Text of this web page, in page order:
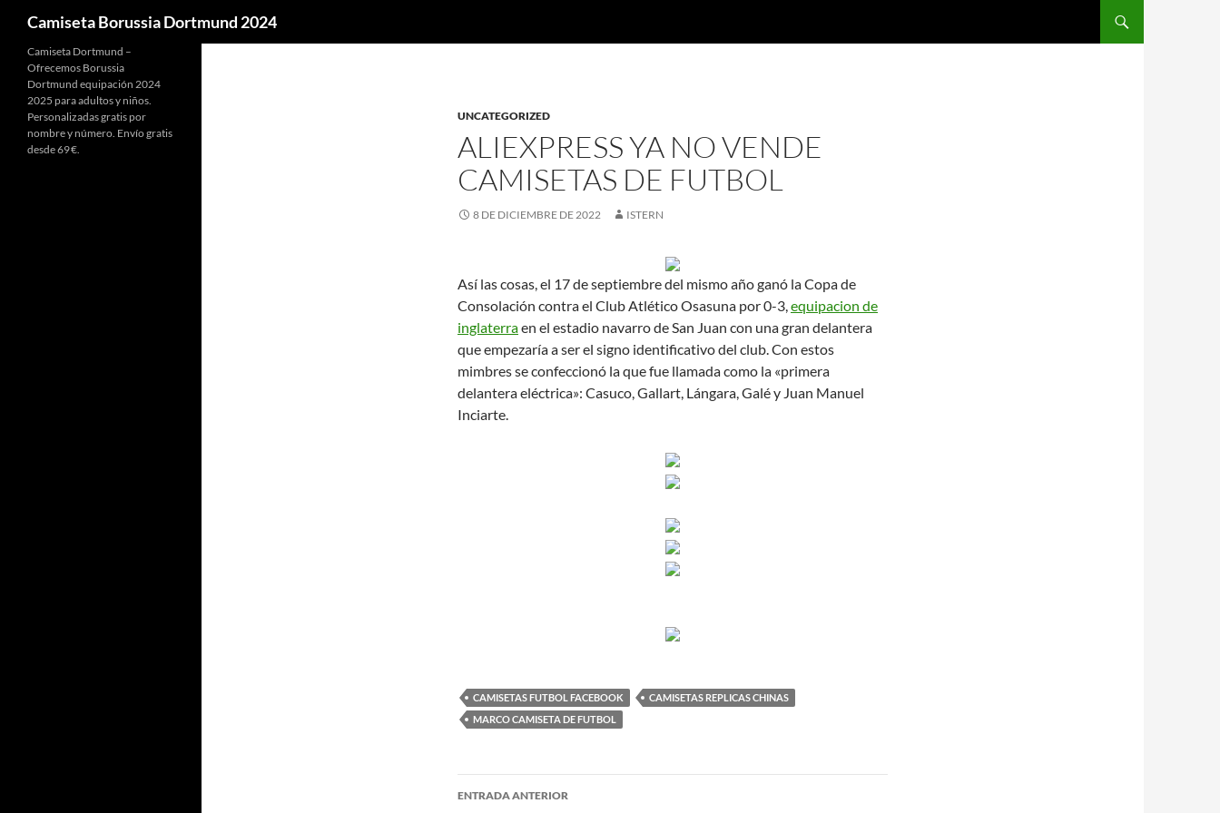
Camiseta Borussia Dortmund 2024
UNCATEGORIZED
ALIEXPRESS YA NO VENDE
CAMISETAS DE FUTBOL
8 DE DICIEMBRE DE 2022 ISTERN
Así las cosas, el 17 de septiembre del mismo año ganó la Copa de
Consolación contra el Club Atlético Osasuna por 0-3,equipacion de
inglaterraen el estadio navarro de San Juan con una gran delantera
que empezaría a ser el signo identificativo del club. Con estos
mimbres se confeccionó la que fue llamada como la «primera
delantera eléctrica»: Casuco, Gallart, Lángara, Galé y Juan Manuel
Inciarte.
CAMISETAS FUTBOL FACEBOOK
CAMISETAS REPLICAS CHINAS
MARCO CAMISETA DE FUTBOL
Navegación
ENTRADA ANTERIOR
Camiseta Dortmund –
Ofrecemos Borussia
Dortmund equipación 2024
2025 para adultos y niños.
Personalizadas gratis por
nombre y número. Envío gratis
desde 69 €.